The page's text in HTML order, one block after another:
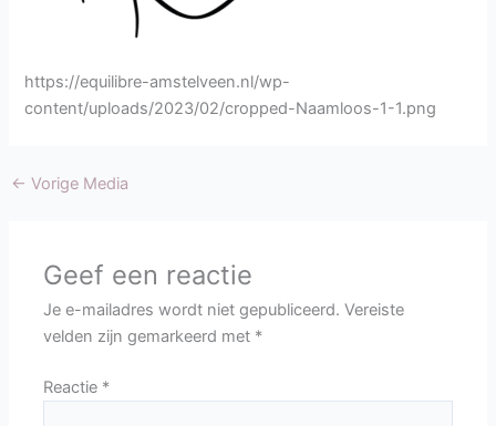
https://equilibre-amstelveen.nl/wp-
content/uploads/2023/02/cropped-Naamloos-1-1.png
← Vorige Media
Geef een reactie
Je e-mailadres wordt niet gepubliceerd. Vereiste
velden zijn gemarkeerd met *
Reactie *